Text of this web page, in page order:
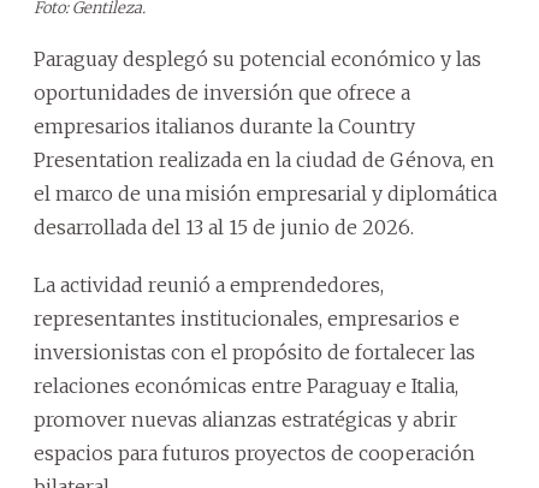
Foto: Gentileza.
Paraguay desplegó su potencial económico y las
oportunidades de inversión que ofrece a
empresarios italianos durante la Country
Presentation realizada en la ciudad de Génova, en
el marco de una misión empresarial y diplomática
desarrollada del 13 al 15 de junio de 2026.
La actividad reunió a emprendedores,
representantes institucionales, empresarios e
inversionistas con el propósito de fortalecer las
relaciones económicas entre Paraguay e Italia,
promover nuevas alianzas estratégicas y abrir
espacios para futuros proyectos de cooperación